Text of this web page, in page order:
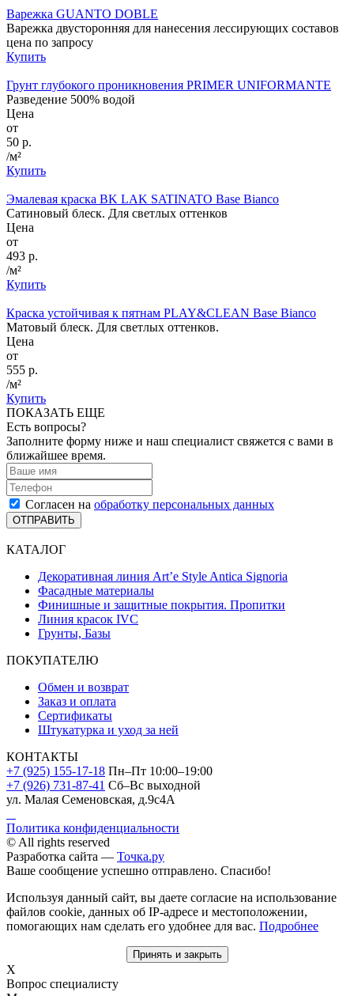
Варежка GUANTO DOBLE
Варежка двусторонняя для нанесения лессирующих составов
цена по запросу
Купить
Грунт глубокого проникновения PRIMER UNIFORMANTE
Разведение 500% водой
Цена
от
50 р.
/м²
Купить
Эмалевая краска BK LAK SATINATO Base Bianco
Сатиновый блеск. Для светлых оттенков
Цена
от
493 р.
/м²
Купить
Краска устойчивая к пятнам PLAY&CLEAN Base Bianco
Матовый блеск. Для светлых оттенков.
Цена
от
555 р.
/м²
Купить
ПОКАЗАТЬ ЕЩЕ
Есть вопросы?
Заполните форму ниже и наш специалист свяжется с вами в
ближайшее время.
Согласен на обработку персональных данных
ОТПРАВИТЬ
КАТАЛОГ
Декоративная линия Art’e Style Antica Signoria
Фасадные материалы
Финишные и защитные покрытия. Пропитки
Линия красок IVC
Грунты, Базы
ПОКУПАТЕЛЮ
Обмен и возврат
Заказ и оплата
Сертификаты
Штукатурка и уход за ней
КОНТАКТЫ
+7 (925) 155-17-18 Пн–Пт 10:00–19:00
+7 (926) 731-87-41 Сб–Вс выходной
ул. Малая Семеновская, д.9с4А
Политика конфиденциальности
© All rights reserved
Разработка сайта — Точка.ру
Ваше сообщение успешно отправлено. Спасибо!
Используя данный сайт, вы даете согласие на использование
файлов cookie, данных об IP-адресе и местоположении,
помогающих нам сделать его удобнее для вас. Подробнее
Принять и закрыть
X
Вопрос специалисту